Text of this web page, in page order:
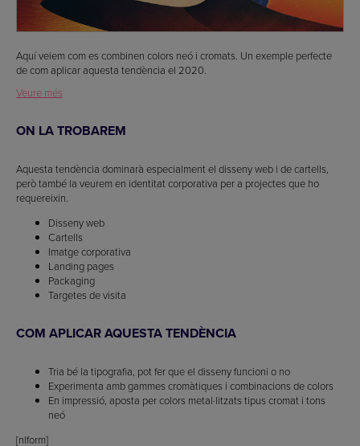
Aquí veiem com es combinen colors neó i cromats. Un exemple perfecte
de com aplicar aquesta tendència el 2020.
Veure més
ON LA TROBAREM
Aquesta tendència dominarà especialment el disseny web i de cartells,
però també la veurem en identitat corporativa per a projectes que ho
requereixin.
Disseny web
Cartells
Imatge corporativa
Landing pages
Packaging
Targetes de visita
COM APLICAR AQUESTA TENDÈNCIA
Tria bé la tipografia, pot fer que el disseny funcioni o no
Experimenta amb gammes cromàtiques i combinacions de colors
En impressió, aposta per colors metal·litzats tipus cromat i tons
neó
[nlform]